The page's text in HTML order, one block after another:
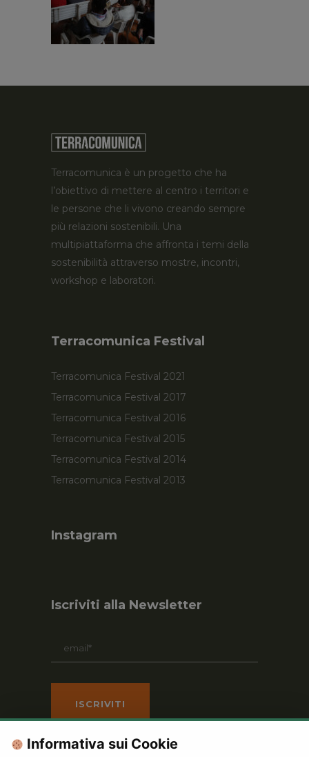
Informativa sui Cookie
Terracomunica è un progetto che ha
l’obiettivo di mettere al centro i territori e
le persone che li vivono creando sempre
più relazioni sostenibili. Una
multipiattaforma che affronta i temi della
sostenibilità attraverso mostre, incontri,
workshop e laboratori.
Terracomunica Festival
Terracomunica Festival 2021
Terracomunica Festival 2017
Terracomunica Festival 2016
Terracomunica Festival 2015
Terracomunica Festival 2014
Terracomunica Festival 2013
Instagram
Iscriviti alla Newsletter